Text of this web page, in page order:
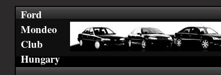
Ford
Mondeo
Club
Hungary